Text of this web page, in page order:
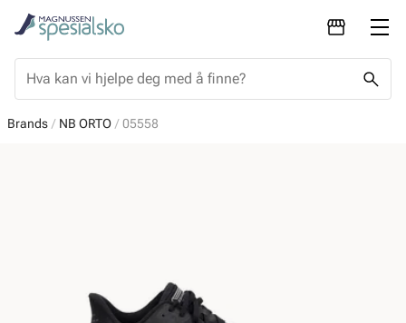
Brands NB ORTO 05558